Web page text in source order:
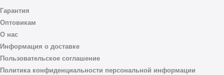
Гарантия
Оптовикам
О нас
Информация о доставке
Пользовательское соглашение
Политика конфиденциальности персональной информации